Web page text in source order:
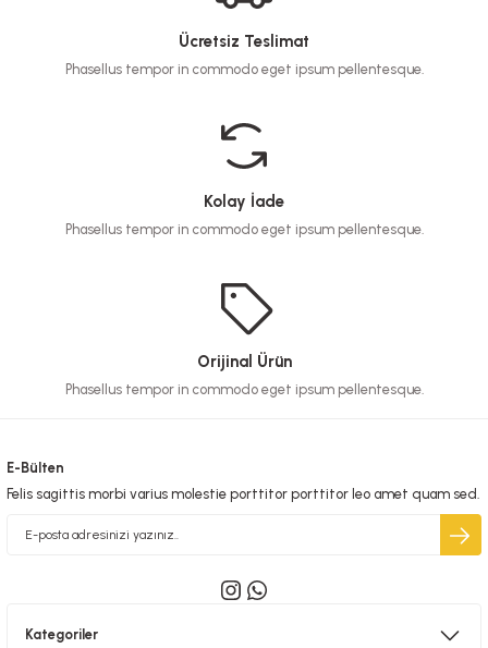
Ücretsiz Teslimat
Phasellus tempor in commodo eget ipsum pellentesque.
Kolay İade
Phasellus tempor in commodo eget ipsum pellentesque.
Orijinal Ürün
Phasellus tempor in commodo eget ipsum pellentesque.
E-Bülten
Felis sagittis morbi varius molestie porttitor porttitor leo amet quam sed.
Kategoriler